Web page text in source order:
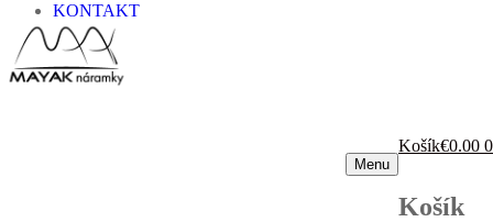
KONTAKT
Menu
Košík€0.00 0
Košík